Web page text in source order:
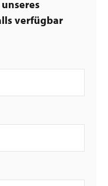
verfügbar